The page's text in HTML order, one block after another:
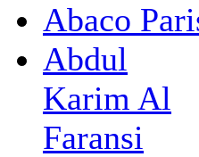
Abaco
Abdul
Karim Al
Faransi